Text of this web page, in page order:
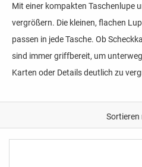
Mit einer kompakten Taschenlupe
vergrößern. Die kleinen, flachen
passen in jede Tasche. Ob
sind immer griffbereit, um
Karten oder Details deutlich zu
Sortieren